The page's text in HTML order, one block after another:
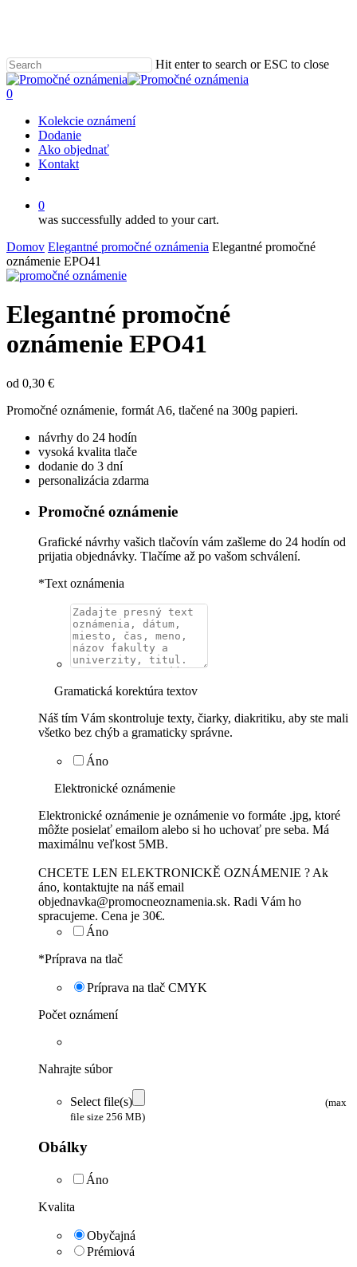
content
Hit enter to search or ESC to close
Close
Search
0
Kolekcie oznámení
Dodanie
Ako objednať
Kontakt
0
was successfully added to your cart.
Domov Elegantné promočné oznámenia Elegantné promočné
oznámenie EPO41
Elegantné promočné
oznámenie EPO41
od 0,30 €
Promočné oznámenie, formát A6, tlačené na 300g papieri.
návrhy do 24 hodín
vysoká kvalita tlače
dodanie do 3 dní
personalizácia zdarma
Promočné oznámenie
Grafické návrhy vašich tlačovín vám zašleme do 24 hodín od
prijatia objednávky. Tlačíme až po vašom schválení.
*Text oznámenia
Gramatická korektúra textov
Náš tím Vám skontroluje texty, čiarky, diakritiku, aby ste mali
všetko bez chýb a gramaticky správne.
Áno
Elektronické oznámenie
Elektronické oznámenie je oznámenie vo formáte .jpg, ktoré
môžte posielať emailom alebo si ho uchovať pre seba. Má
maximálnu veľkost 5MB.
CHCETE LEN ELEKTRONICKĚ OZNÁMENIE ? Ak
áno, kontaktujte na náš email
objednavka@promocneoznamenia.sk. Radi Vám ho
spracujeme. Cena je 30€.
Áno
*Príprava na tlač
Príprava na tlač CMYK
Počet oznámení
Nahrajte súbor
Select file(s)
(max
file size 256 MB)
Obálky
Áno
Kvalita
Obyčajná
Prémiová